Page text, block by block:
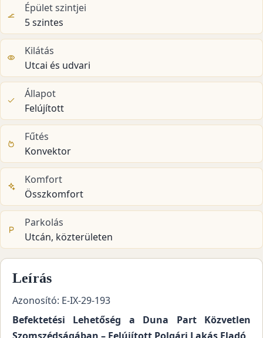
Épület szintjei
5 szintes
Kilátás
Utcai és udvari
Állapot
Felújított
Fűtés
Konvektor
Komfort
Összkomfort
Parkolás
Utcán, közterületen
Leírás
Azonosító: E-IX-29-193
Befektetési Lehetőség a Duna Part Közvetlen